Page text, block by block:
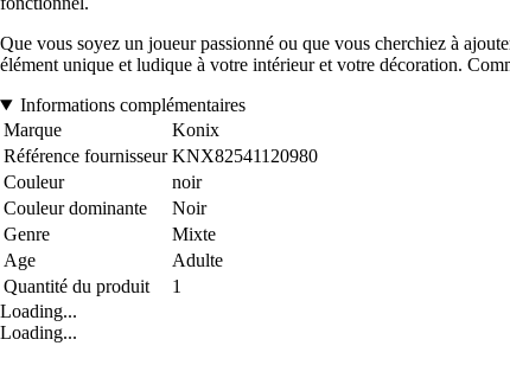
Que vous soyez un joueur passionné ou que vous cherchiez à
élément unique et ludique à votre intérieur et votre décoration.
Informations complémentaires
Marque
Konix
Référence fournisseur KNX82541120980
Couleur
noir
Couleur dominante
Noir
Genre
Mixte
Age
Adulte
Quantité du produit
1
Loading...
Loading...